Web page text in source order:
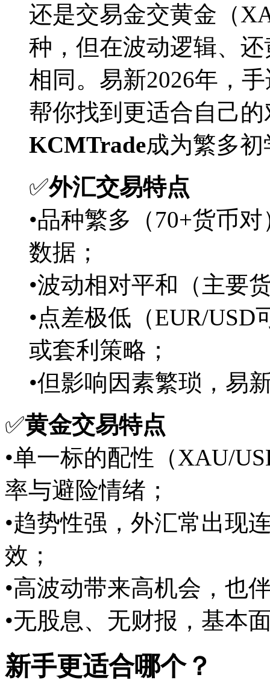
还是交易金交黄金（
种，但在波动逻辑、还
相同。易新2026年，
帮你找到更适合自己
KCMTrade成为繁多
✅外汇交易特点
•品种繁多（70+货币
数据；
•波动相对平和（主要
•点差极低（EUR/
或套利策略；
•但影响因素繁琐，易
✅黄金交易特点
•单一标的配性（XAU/
率与避险情绪；
•趋势性强，外汇常出现
效；
•高波动带来高机会，也
•无股息、无财报，基本
新手更适合哪个？